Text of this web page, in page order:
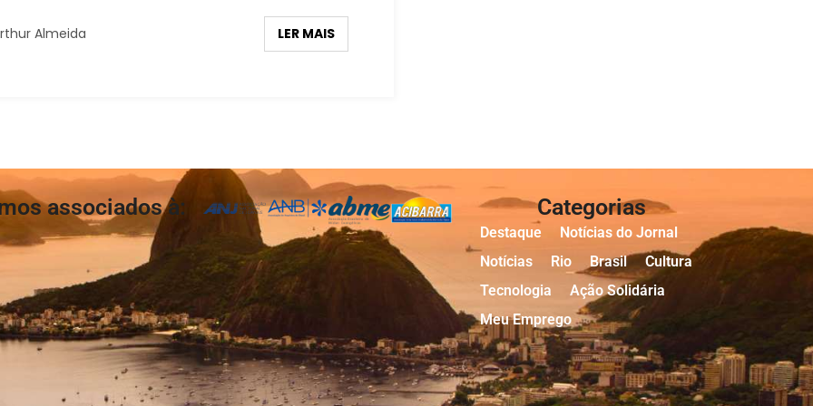
Almeida LER MAIS
associados à: Categorias
Destaque
Notícias do Jornal
Notícias
Rio Brasil
Cultura
Tecnologia
Ação Solidária
Meu Emprego